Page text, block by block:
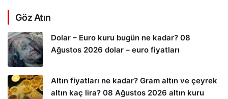
Göz Atın
Dolar – Euro kuru bugün ne kadar? 08
Ağustos 2026 dolar – euro fiyatları
Altın fiyatları ne kadar? Gram altın ve çeyrek
altın kaç lira? 08 Ağustos 2026 altın kuru